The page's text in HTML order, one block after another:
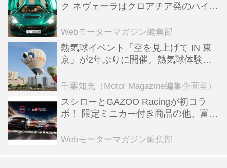
ク ネヴェーラはクロアチア発のハイパ
全版／115】
Webモーターマガジン編集部
熱気球イベント「空を見上げて IN 東
京」が2年ぶりに開催。熱気球体験搭
ンテンツも
千葉知充（Motor Magazine編集企画室）
スシローとGAZOO Racingが初コラ
ボ！ 限定ミニカー付き商品の他、富士
る抽選企画などを展開
Webモーターマガジン編集部